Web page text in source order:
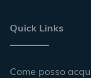
Quick Links
Come posso